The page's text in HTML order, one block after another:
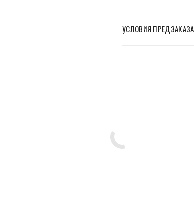
УСЛОВИЯ ПРЕДЗАКАЗА